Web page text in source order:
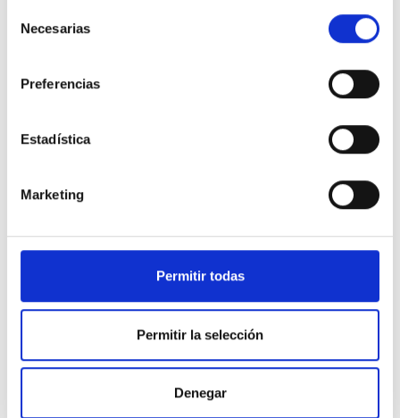
Necesarias
Preferencias
Estadística
Marketing
Permitir todas
Permitir la selección
Denegar
DESIGN ETXEA
Votre espace pour être libre, créative, audacieuse. L’endroit où
FABRIQUÉ AU PAYS BASQUE?
Beaucoup de personnes nous demandent pourquoi nos vêtements
voudraient comprendre pourquoi certains modèles sont produits
en Chine ou en Inde.